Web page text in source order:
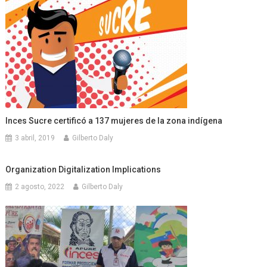
Inces Sucre certificó a 137 mujeres de la zona indígena
3 abril, 2019 Gilberto Daly
Organization Digitalization Implications
2 agosto, 2022 Gilberto Daly